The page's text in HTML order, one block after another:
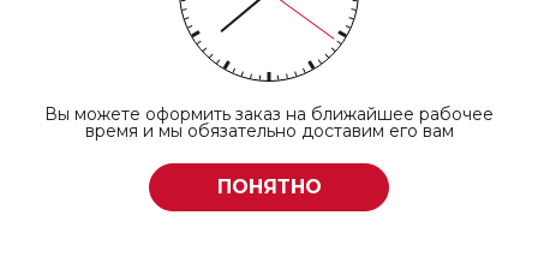
Мы используем Яндекс. Метрику и
cookies для улучшения работы
сайта и в рекламных целях
Продолжая пользоваться сайтом, вы принимаете
условия обработки персональных данных
Принять
Вы можете оформить заказ на ближайшее рабочее
время и мы обязательно доставим его вам
ПОНЯТНО